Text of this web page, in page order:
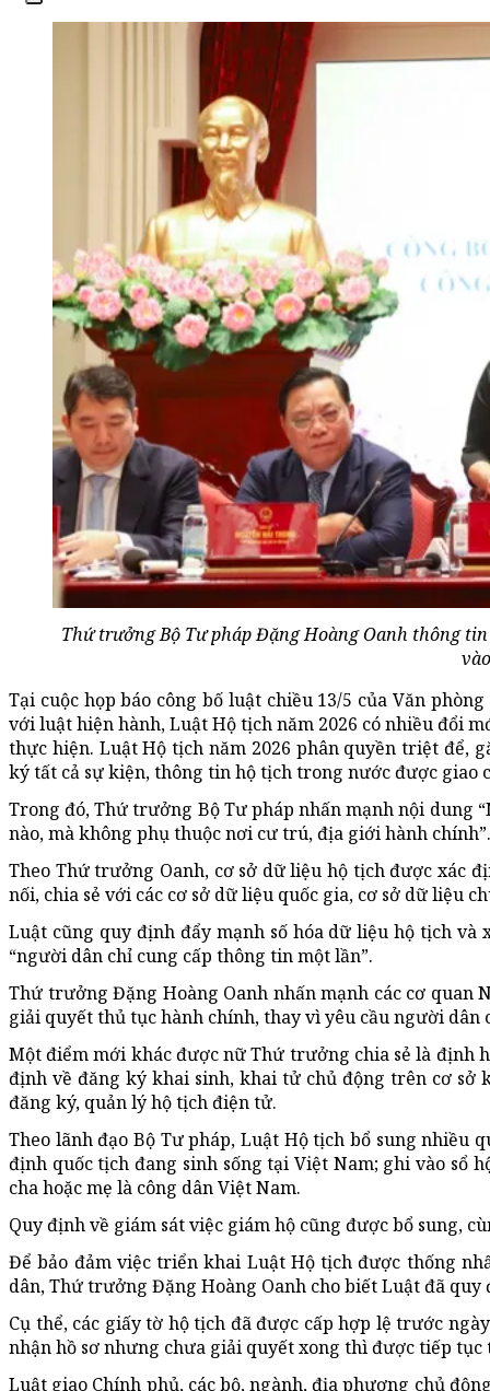
Thứ trưởng Bộ Tư pháp Đặng Hoàng Oanh thông
Tại cuộc họp báo công bố luật chiều 13/5 của Văn
với luật hiện hành, Luật Hộ tịch năm 2026 có nhiều đổi
thực hiện. Luật Hộ tịch năm 2026 phân quyền triệt để,
ký tất cả sự kiện, thông tin hộ tịch trong nước được giao
Trong đó, Thứ trưởng Bộ Tư pháp nhấn mạnh nội dung
nào, mà không phụ thuộc nơi cư trú, địa giới hành chính”.
Theo Thứ trưởng Oanh, cơ sở dữ liệu hộ tịch được xác
nối, chia sẻ với các cơ sở dữ liệu quốc gia, cơ sở dữ liệu
Luật cũng quy định đẩy mạnh số hóa dữ liệu hộ tịch
“người dân chỉ cung cấp thông tin một lần”.
Thứ trưởng Đặng Hoàng Oanh nhấn mạnh các cơ quan
giải quyết thủ tục hành chính, thay vì yêu cầu người
Một điểm mới khác được nữ Thứ trưởng chia sẻ là định
định về đăng ký khai sinh, khai tử chủ động trên cơ sở
đăng ký, quản lý hộ tịch điện tử.
Theo lãnh đạo Bộ Tư pháp, Luật Hộ tịch bổ sung
định quốc tịch đang sinh sống tại Việt Nam; ghi vào sổ
cha hoặc mẹ là công dân Việt Nam.
Quy định về giám sát việc giám hộ cũng được bổ sung,
Để bảo đảm việc triển khai Luật Hộ tịch được thống
dân, Thứ trưởng Đặng Hoàng Oanh cho biết Luật đã
Cụ thể, các giấy tờ hộ tịch đã được cấp hợp lệ trước
nhận hồ sơ nhưng chưa giải quyết xong thì được tiếp
Luật giao Chính phủ, các bộ, ngành, địa phương chủ